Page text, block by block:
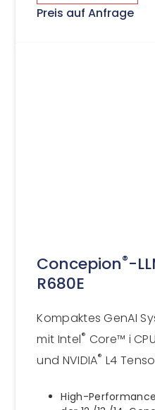
Preis auf Anfrage
Concepion®-
R680E
Kompaktes GenAI
mit Intel® Core™ i
und NVIDIA® L4
High-